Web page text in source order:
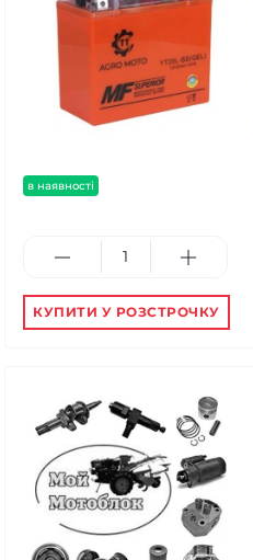
в наявності
КУПИТИ У РОЗСТРОЧКУ